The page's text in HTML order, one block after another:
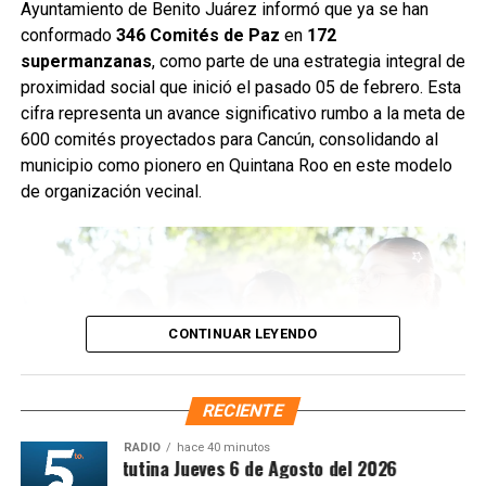
desechos que obstruyen el flujo pluvial. En la
Supermanzana 235 se complementó la jornada con una
brigada de descacharrización para evitar la formación de
basureros clandestinos y promover la correcta
disposición de muebles, electrodomésticos y llantas.
Fuente: 5to Poder Agencia de Noticias
Ayuntamiento de Benito Juárez informó que ya se han
conformado 346 Comités de Paz en 172
supermanzanas, como parte de una estrategia integral de
proximidad social que inició el pasado 05 de febrero. Esta
cifra representa un avance significativo rumbo a la meta de
600 comités proyectados para Cancún, consolidando al
municipio como pionero en Quintana Roo en este modelo
de organización vecinal.
CONTINUAR LEYENDO
RECIENTE
RADIO hace 40 minutos
Síntesis Matutina Jueves 6 de Agosto del 2026